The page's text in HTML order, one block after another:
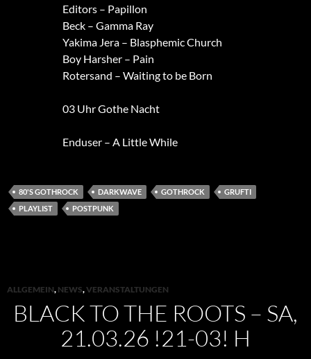
Editors – Papillon
Beck – Gamma Ray
Yakima Jera – Blasphemic Church
Boy Harsher – Pain
Rotersand – Waiting to be Born
03 Uhr Gothe Nacht
Enduser – A Little While
80'S GOTHROCK DARKWAVE GOTHROCK
GRUFTI
PLAYLIST
POSTPUNK
ALLGEMEIN, NEWS,VERANSTALTUNGEN
BLACK TO THE ROOTS – SA,
21.03.26 !21-03! H